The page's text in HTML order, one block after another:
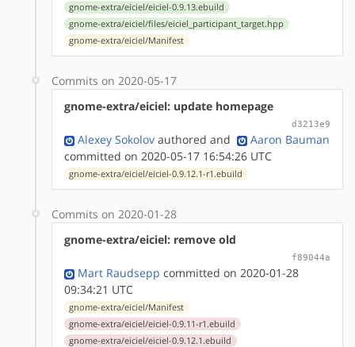
gnome-extra/eiciel/eiciel-0.9.13.ebuild
gnome-extra/eiciel/files/eiciel_participant_target.hpp
gnome-extra/eiciel/Manifest
Commits on 2020-05-17
gnome-extra/eiciel: update homepage
d3213e9
Alexey Sokolov authored and
Aaron Bauman
committed on 2020-05-17 16:54:26 UTC
gnome-extra/eiciel/eiciel-0.9.12.1-r1.ebuild
Commits on 2020-01-28
gnome-extra/eiciel: remove old
f89044a
Mart Raudsepp committed on 2020-01-28
09:34:21 UTC
gnome-extra/eiciel/Manifest
gnome-extra/eiciel/eiciel-0.9.11-r1.ebuild
gnome-extra/eiciel/eiciel-0.9.12.1.ebuild